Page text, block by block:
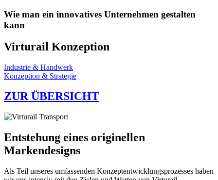
Wie man ein innovatives Unternehmen gestalten
kann
Virturail Konzeption
Industrie & Handwerk
Konzeption & Strategie
ZUR ÜBERSICHT
Entstehung eines originellen
Markendesigns
Als Teil unseres umfassenden Konzeptentwicklungsprozesses haben